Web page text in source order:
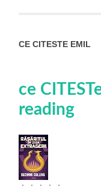
CE CITESTE EMIL
ce
reading